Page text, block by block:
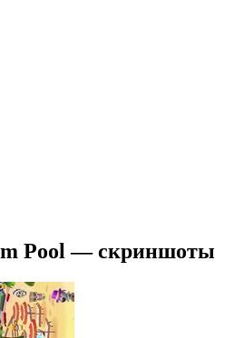
Pool — скриншоты